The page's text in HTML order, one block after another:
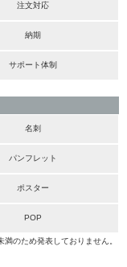
注文対応
納期
サポート体制
名刺
パンフレット
ポスター
POP
のため発表しておりません。